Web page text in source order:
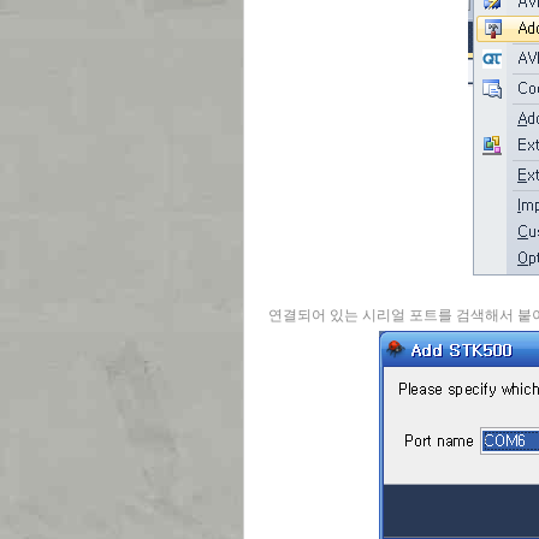
연결되어 있는 시리얼 포트를 검색해서 붙